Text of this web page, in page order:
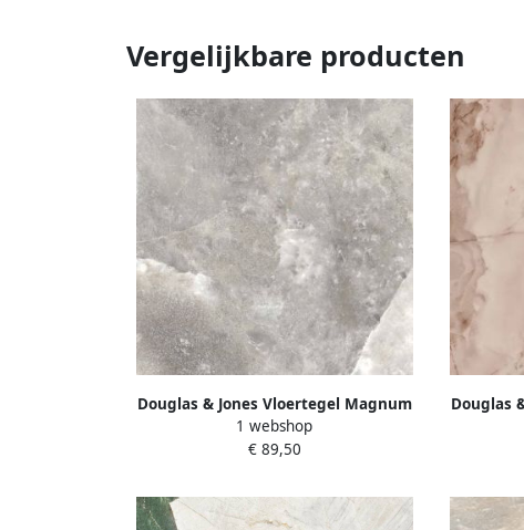
Vergelijkbare producten
Douglas & Jones Vloertegel Magnum
120x120 cm Marmerlook Gerectificeerd
6 mm Mat Celtic Grey
1 webshop
€ 89,50
Douglas
120x120